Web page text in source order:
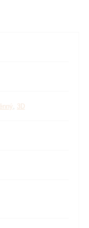
, 3D